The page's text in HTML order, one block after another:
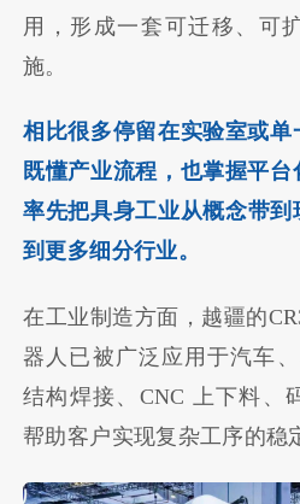
用，形成一套可迁移、可
施。
相比很多停留在实验室或
既懂产业流程，也掌握平台
率先把具身工业从概念带到
到更多细分行业。
在工业制造方面，越疆的
器人已被广泛应用于汽车
结构焊接、CNC 上下料、
帮助客户实现复杂工序的稳